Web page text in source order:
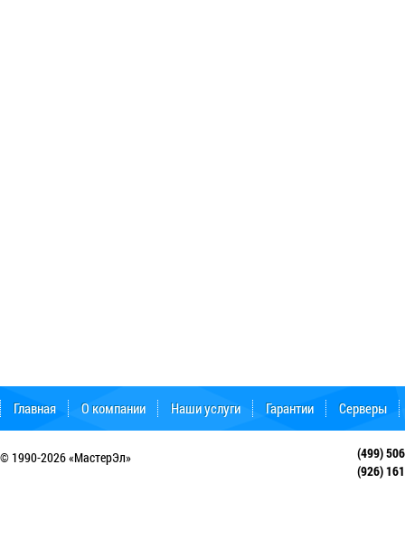
Главная О компании Наши услуги Гарантии Серверы
Форум поддержки
© 1990-2026 «МастерЭл»
(499)
(926)